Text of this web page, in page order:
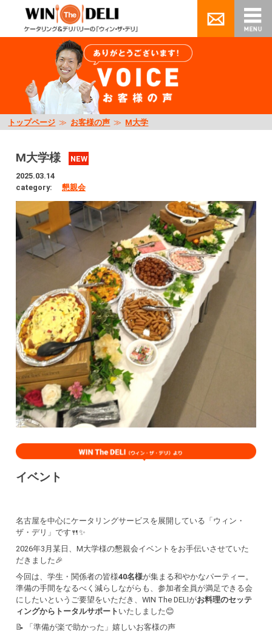
トップページ ≫ お客様の声 ≫ M大学
M大学様
NEW
2025.03.14
category:
懇親会
イベント
名古屋を中心にケータリングサービスを展開している「ウィン・
ザ・デリ」です🍴✨
2026年3月某日、M大学様の懇親会イベントをお手伝いさせていた
だきました🎉
今回は、学生・関係者の皆様40名様が集まる和やかなパーティー。
準備の手間をなるべく減らしながらも、参加者全員が満足できる会
にしたいというご要望をいただき、WIN The DELIがお料理のセッテ
ィングからトータルサポート いたしました😊
📝 「準備が楽で助かった」嬉しいお客様の声